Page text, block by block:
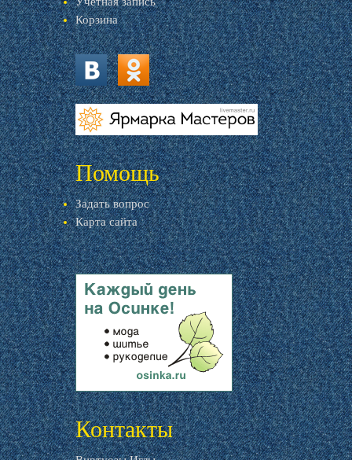
Корзина
vk.com ok.ru
livemaster.ru
Помощь
Задать вопрос
Карта сайта
livemaster.ru
Контакты